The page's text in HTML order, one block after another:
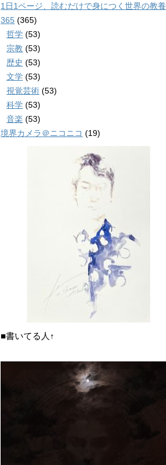
1日1ページ、読むだけで身につく世界の教養
365 (365)
哲学 (53)
宗教 (53)
歴史 (53)
文学 (53)
視覚芸術 (53)
科学 (53)
音楽 (53)
境界カメラ＠ニコニコ (19)
■書いてる人↑